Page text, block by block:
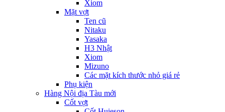
Xiom
Mặt vợt
Ten cũ
Nitaku
Yasaka
H3 Nhật
Xiom
Mizuno
Các mặt kích thước nhỏ giá rẻ
Phụ kiện
Hàng Nội địa Tàu mới
Cốt vợt